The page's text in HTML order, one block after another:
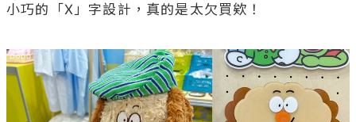
小巧的「X」字設計，真的是太欠買欸！